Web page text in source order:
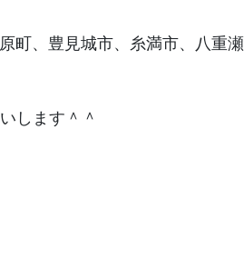
町、豊見城市、糸満市、八重
します＾＾